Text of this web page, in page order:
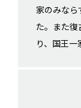
家のみなら
た。また
り、国王一